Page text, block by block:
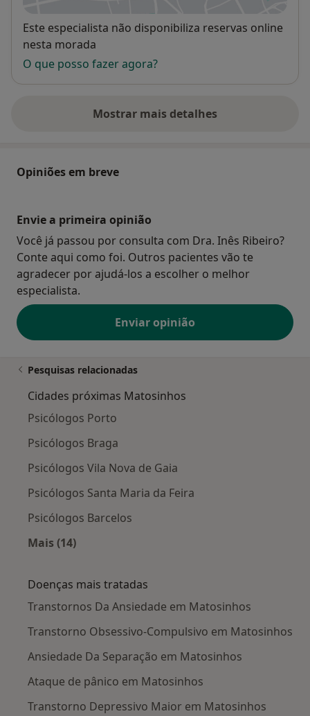
Disponibilidade
Este especialista não disponibiliza reservas online
nesta morada
O que posso fazer agora?
Mostrar mais detalhes
sobre o endereço
Opiniões em breve
Envie a primeira opinião
Você já passou por consulta com Dra. Inês Ribeiro?
Conte aqui como foi. Outros pacientes vão te
agradecer por ajudá-los a escolher o melhor
especialista.
Enviar opinião
Pesquisas relacionadas
Cidades próximas Matosinhos
Psicólogos Porto
Psicólogos Braga
Psicólogos Vila Nova de Gaia
Psicólogos Santa Maria da Feira
Psicólogos Barcelos
Mais (14)
Doenças mais tratadas
Transtornos Da Ansiedade em Matosinhos
Transtorno Obsessivo-Compulsivo em Matosinhos
Ansiedade Da Separação em Matosinhos
Ataque de pânico em Matosinhos
Transtorno Depressivo Maior em Matosinhos